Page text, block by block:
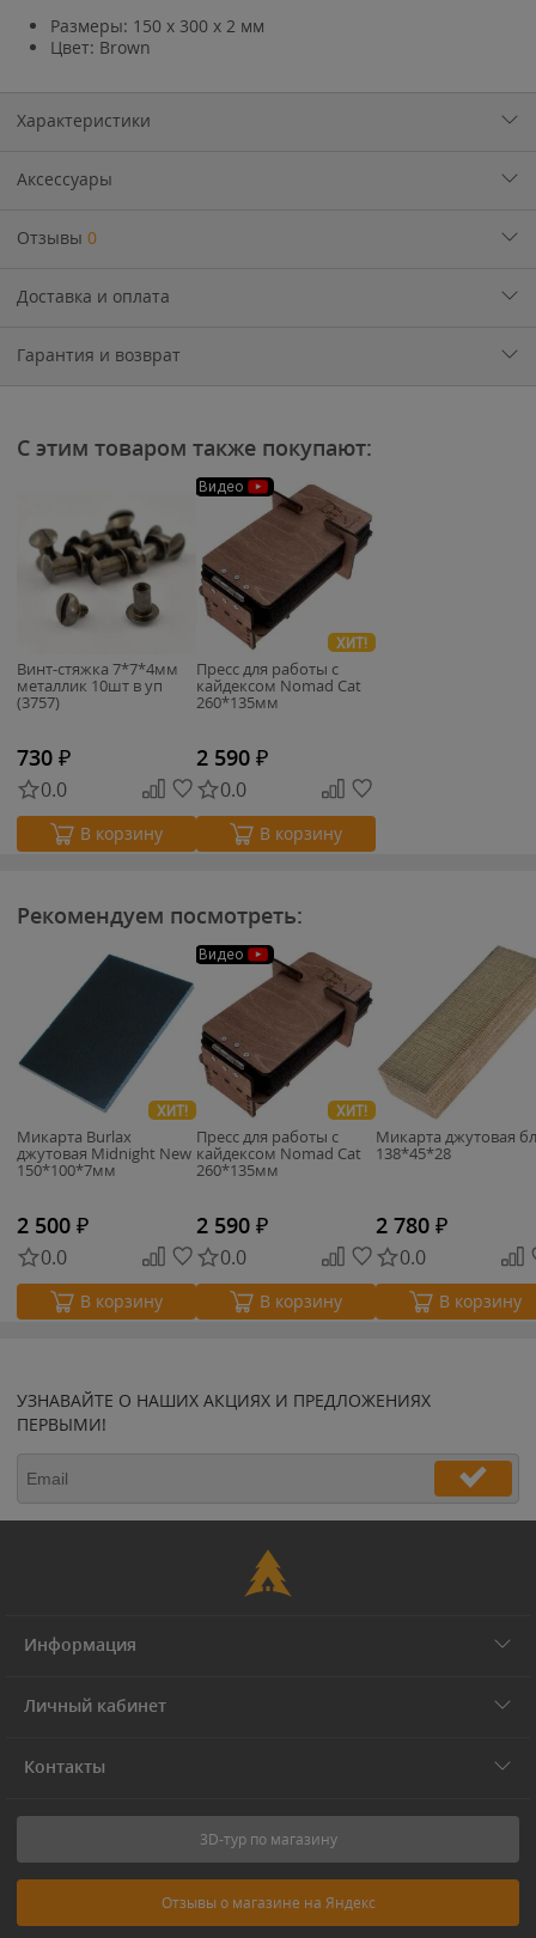
Размеры: 150 x 300 x 2 мм
Цвет: Brown
Характеристики
Аксессуары
Отзывы 0
Доставка и оплата
Гарантия и возврат
С этим товаром также покупают:
Винт-стяжка 7*7*4мм
металлик 10шт в уп
(3757)
730 ₽
0.0
В корзину
Видео
ХИТ!
Пресс для работы с
кайдексом Nomad Cat
260*135мм
2 590 ₽
0.0
В корзину
Рекомендуем посмотреть:
ХИТ!
Микарта Burlax
джутовая Midnight New
150*100*7мм
2 500 ₽
0.0
В корзину
Видео
ХИТ!
Пресс для работы с
кайдексом Nomad Cat
260*135мм
2 590 ₽
0.0
В корзину
Микарта джутовая
138*45*28
2 780 ₽
0.0
В корзину
УЗНАВАЙТЕ О НАШИХ АКЦИЯХ И ПРЕДЛОЖЕНИЯХ
ПЕРВЫМИ!
Информация
Личный кабинет
Контакты
3D-тур по магазину
Отзывы о магазине на Яндекс